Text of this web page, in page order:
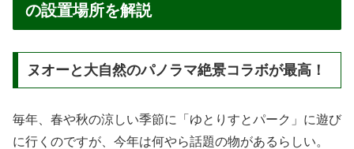
の設置場所を解説
ヌオーと大自然のパノラマ絶景コラボが最高！
毎年、春や秋の涼しい季節に「ゆとりすとパーク」に遊び
に行くのですが、今年は何やら話題の物があるらしい。